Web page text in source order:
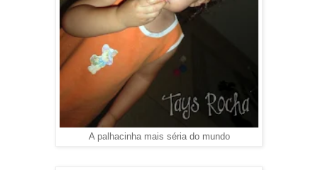
A palhacinha mais séria do mundo